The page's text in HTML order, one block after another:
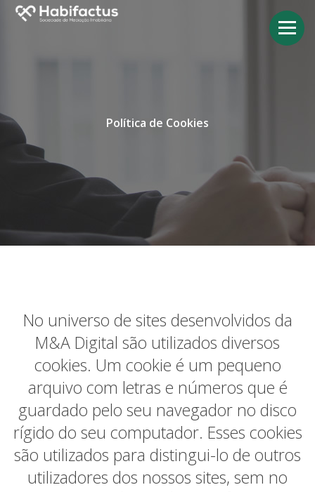
Política de Cookies
No universo de sites desenvolvidos da
M&A Digital são utilizados diversos
cookies. Um cookie é um pequeno
arquivo com letras e números que é
guardado pelo seu navegador no disco
rígido do seu computador. Esses cookies
são utilizados para distingui-lo de outros
utilizadores dos nossos sites, sem no